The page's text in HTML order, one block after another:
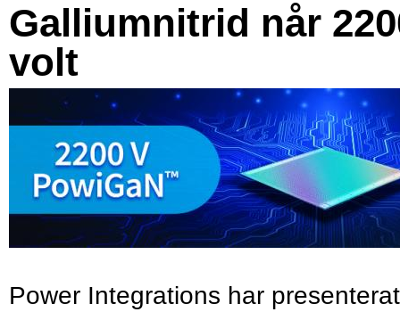
Galliumnitrid når
volt
Power Integrations har presenterat